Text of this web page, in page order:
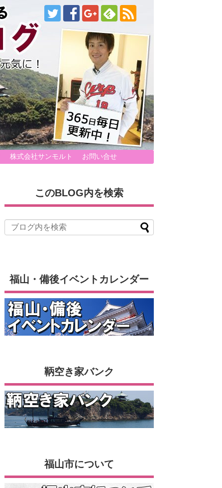
株式会社サンモルト お問い合せ
このBLOG内を検索
福山・備後イベントカレンダー
鞆空き家バンク
福山市について